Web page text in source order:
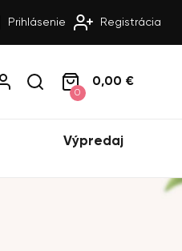
Prihlásenie Registrácia
0
0,00 €
Výpredaj